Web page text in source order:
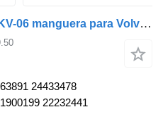
VOLVO, FRENOS KNORR KV-06 manguera para Volvo B5LH, B0E (2008-) autobús
24433478
22232441